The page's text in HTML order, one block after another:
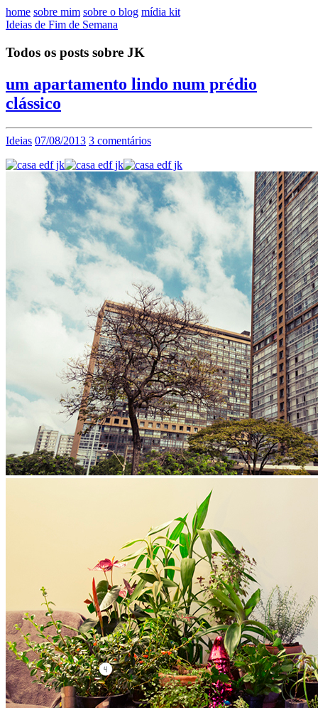
home sobre mim sobre o blog mídia kit
Ideias de Fim de Semana
Todos os posts sobre JK
um apartamento lindo num prédio
clássico
Ideias 07/08/2013 3 comentários